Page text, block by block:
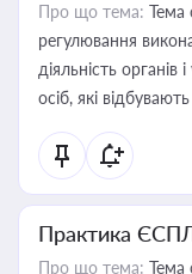
Про що тема: Тема
регулювання
діяльність
осіб, які
Практика
Про що тема: Тема